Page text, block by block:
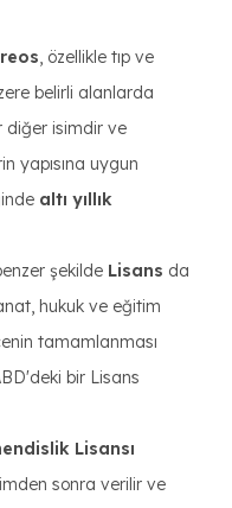
, özellikle tıp ve
belirli alanlarda
diğer isimdir ve
yapısına uygun
altı yıllık
şekilde Lisans da
hukuk ve eğitim
tamamlanması
bir Lisans
Lisansı
sonra verilir ve